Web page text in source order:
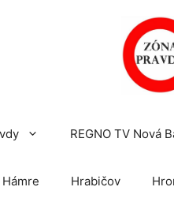
REGNO TV Nová
Hrabičov